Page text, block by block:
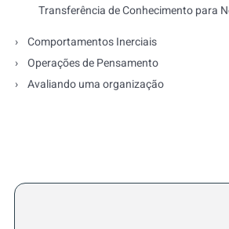
Transferência de Conhecimento para
Comportamentos Inerciais
Operações de Pensamento
Avaliando uma organização